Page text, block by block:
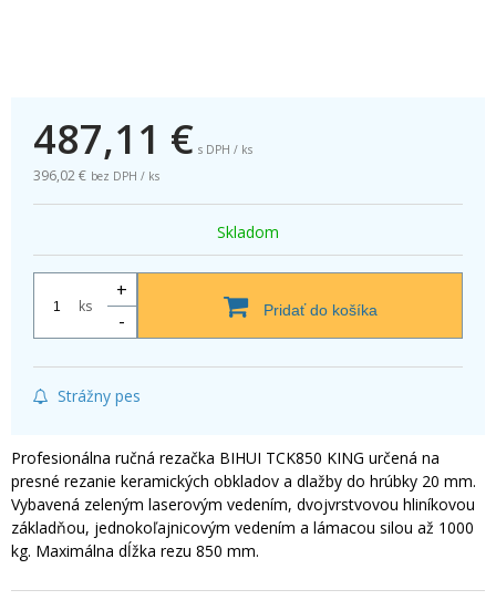
487,11 € s DPH / ks
396,02 € bez DPH / ks
Skladom
ks
+
-
Pridať do košíka
Strážny pes
Profesionálna ručná rezačka BIHUI TCK850 KING určená na
presné rezanie keramických obkladov a dlažby do hrúbky 20 mm.
Vybavená zeleným laserovým vedením, dvojvrstvovou hliníkovou
základňou, jednokoľajnicovým vedením a lámacou silou až 1000
kg. Maximálna dĺžka rezu 850 mm.